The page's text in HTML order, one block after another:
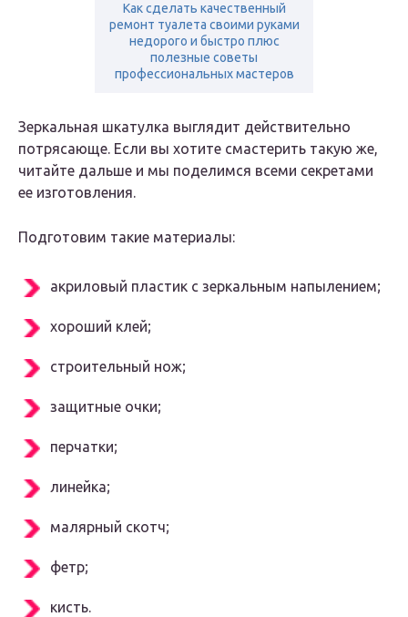
Как сделать качественный
ремонт туалета своими руками
недорого и быстро плюс
полезные советы
профессиональных мастеров
Зеркальная шкатулка выглядит действительно
потрясающе. Если вы хотите смастерить такую же,
читайте дальше и мы поделимся всеми секретами
ее изготовления.
Подготовим такие материалы:
акриловый пластик с зеркальным напылением;
хороший клей;
строительный нож;
защитные очки;
перчатки;
линейка;
малярный скотч;
фетр;
кисть.